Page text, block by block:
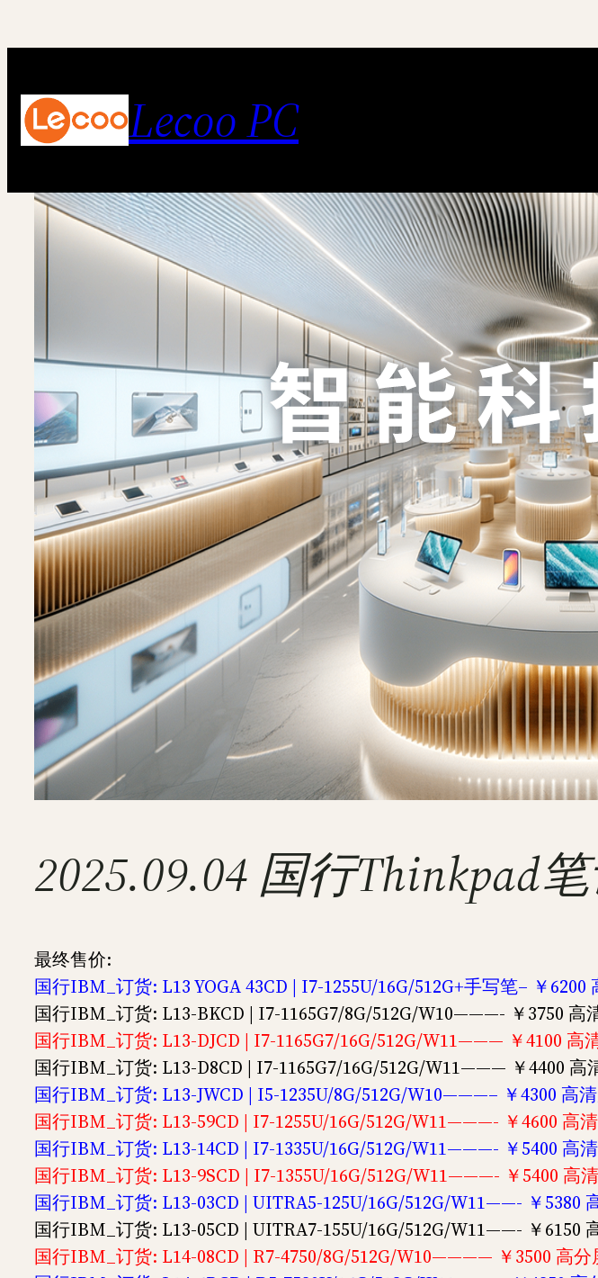
至
容
Lecoo PC
2025.09.04 国行Thinkpad
最终售价:
国行IBM_订货: L13 YOGA 43CD | I7-1255U/16G/512G+手写笔– ￥6200
国行IBM_订货: L13-BKCD | I7-1165G7/8G/512G/W10———- ￥3750 高
国行IBM_订货: L13-DJCD | I7-1165G7/16G/512G/W11——— ￥4100 高
国行IBM_订货: L13-D8CD | I7-1165G7/16G/512G/W11——— ￥4400 高
国行IBM_订货: L13-JWCD | I5-1235U/8G/512G/W10———– ￥4300 高
国行IBM_订货: L13-59CD | I7-1255U/16G/512G/W11———- ￥4600 高
国行IBM_订货: L13-14CD | I7-1335U/16G/512G/W11———- ￥5400 高
国行IBM_订货: L13-9SCD | I7-1355U/16G/512G/W11———- ￥5400 高
国行IBM_订货: L13-03CD | UITRA5-125U/16G/512G/W11——- ￥5380
国行IBM_订货: L13-05CD | UITRA7-155U/16G/512G/W11——- ￥6150
国行IBM_订货: L14-08CD | R7-4750/8G/512G/W10———— ￥3500 高分